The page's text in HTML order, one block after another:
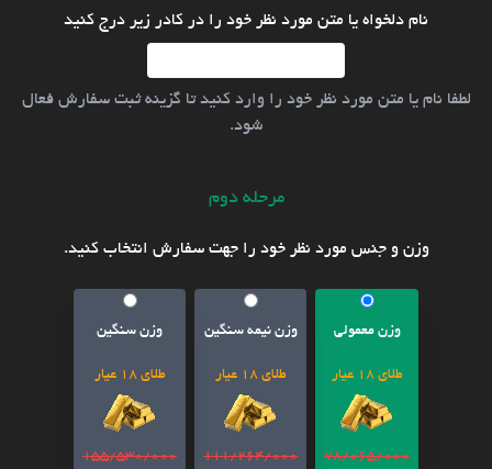
نام دلخواه یا متن مورد نظر خود را در کادر زیر درج کنید
لطفا نام یا متن مورد نظر خود را وارد کنید تا گزینه ثبت سفارش فعال
شود.
مرحله دوم
وزن و جنس مورد نظر خود را جهت سفارش انتخاب کنید.
وزن معمولی
طلای 18 عیار
78/065/000
وزن نیمه سنگین
طلای 18 عیار
111/264/000
وزن سنگین
طلای 18 عیار
155/530/000